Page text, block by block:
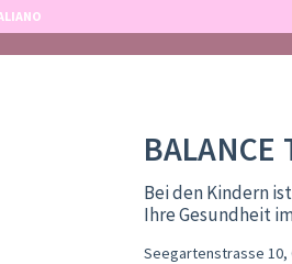
BALANCE
Bei den Kindern
Ihre Gesundheit
Seegartenstrasse 10,